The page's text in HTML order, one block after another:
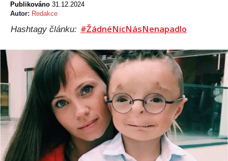
Publikováno 31.12.2024
Autor: Redakce
Hashtagy článku: #ŽádnéNicNásNenapadlo